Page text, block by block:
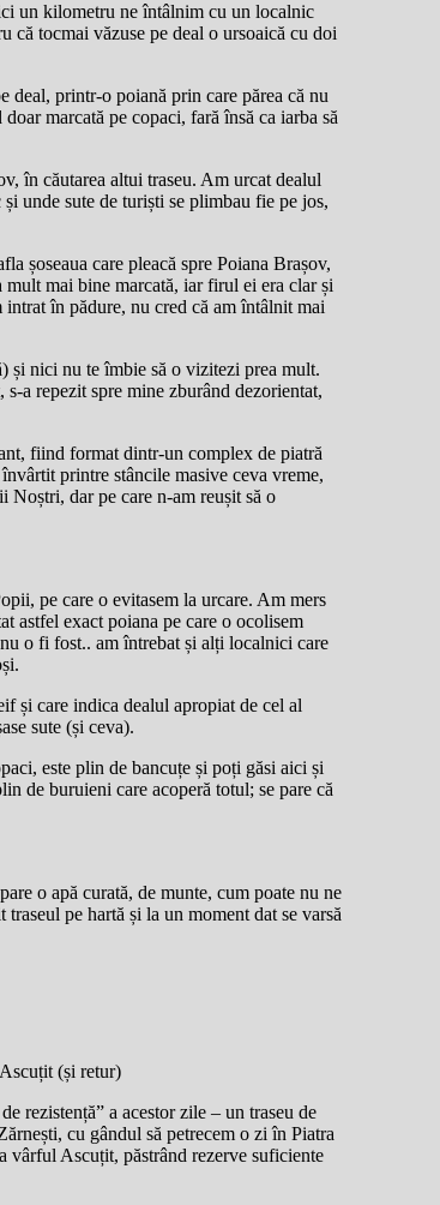
un kilometru ne întâlnim cu un localnic
că tocmai văzuse pe deal o ursoaică cu doi
deal, printr-o poiană prin care părea că nu
marcată pe copaci, fară însă ca iarba să
în căutarea altui traseu. Am urcat dealul
unde sute de turiști se plimbau fie pe jos,
șoseaua care pleacă spre Poiana Brașov,
mult mai bine marcată, iar firul ei era clar și
în pădure, nu cred că am întâlnit mai
și nici nu te îmbie să o vizitezi prea mult.
a repezit spre mine zburând dezorientat,
fiind format dintr-un complex de piatră
printre stâncile masive ceva vreme,
Noștri, dar pe care n-am reușit să o
pe care o evitasem la urcare. Am mers
astfel exact poiana pe care o ocolisem
o fi fost.. am întrebat și alți localnici care
și care indica dealul apropiat de cel al
sute (și ceva).
este plin de bancuțe și poți găsi aici și
de buruieni care acoperă totul; se pare că
o apă curată, de munte, cum poate nu ne
pe hartă și la un moment dat se varsă
(și retur)
rezistență” a acestor zile – un traseu de
cu gândul să petrecem o zi în Piatra
vârful Ascuțit, păstrând rezerve suficiente